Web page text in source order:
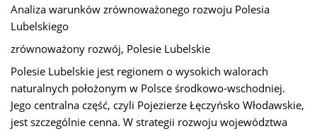
Analiza warunków zrównoważonego rozwoju Polesia
Lubelskiego
zrównoważony rozwój, Polesie Lubelskie
Polesie Lubelskie jest regionem o wysokich walorach
naturalnych położonym w Polsce środkowo-wschodniej.
Jego centralna część, czyli Pojezierze Łęczyńsko Włodawskie,
jest szczególnie cenna. W strategii rozwoju województwa